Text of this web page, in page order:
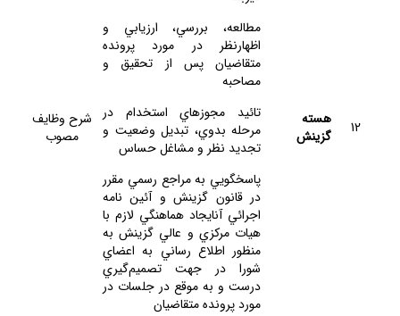
12
هسته
گزينش
مطالعه، بررسي، ارزيابي و
اظهارنظر در مورد پرونده
متقاضيان پس از تحقيق و
مصاحبه
تائيد مجوزهاي استخدام در
مرحله بدوي، تبديل وضعيت و
تجديد نظر و مشاغل حساس
پاسخگويي به مراجع رسمي مقرر
در قانون گزينش و آئين نامه
اجرائي آنايجاد هماهنگي لازم با
هيات مركزي و عالي گزينش به
منظور اطلاع رساني به اعضاي
شورا در جهت تصميم‌گيري
درست و به موقع در جلسات در
مورد پرونده متقاضيان
شرح وظايف
مصوب